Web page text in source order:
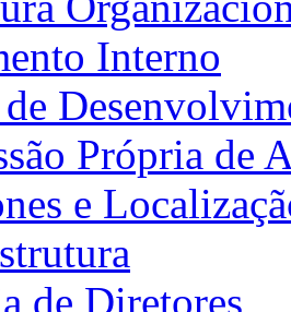
Interno
Própria de
e
de Diretores